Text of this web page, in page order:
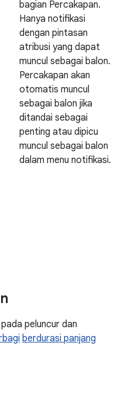
bagian Percakapan.
Hanya notifikasi
dengan pintasan
atribusi yang dapat
muncul sebagai balon.
Percakapan akan
otomatis muncul
sebagai balon jika
ditandai sebagai
penting atau dipicu
muncul sebagai balon
dalam menu notifikasi.
peluncur dan
berdurasi panjang